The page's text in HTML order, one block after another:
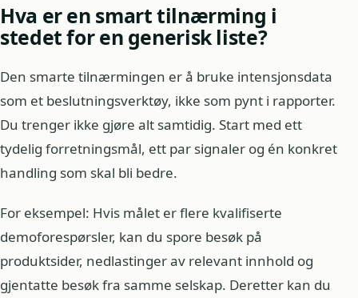
Hva er en smart tilnærming i
stedet for en generisk liste?
Den smarte tilnærmingen er å bruke intensjonsdata
som et beslutningsverktøy, ikke som pynt i rapporter.
Du trenger ikke gjøre alt samtidig. Start med ett
tydelig forretningsmål, ett par signaler og én konkret
handling som skal bli bedre.
For eksempel: Hvis målet er flere kvalifiserte
demoforespørsler, kan du spore besøk på
produktsider, nedlastinger av relevant innhold og
gjentatte besøk fra samme selskap. Deretter kan du